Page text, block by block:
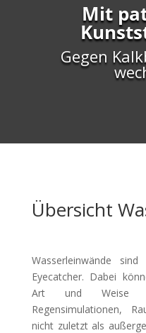
Mit
Gegen
Übersicht
Wasserleinwände
Eyecatcher. Dabei
Art und Weise
Regensimulationen,
nicht zuletzt als